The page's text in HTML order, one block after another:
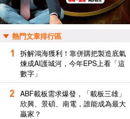
熱門文章排行區
拆解鴻海獲利！靠併購把製造底氣
煉成AI護城河，今年EPS上看「這
數字」
ABF載板需求爆發，「載板三雄」
欣興、景碩、南電，誰能成為最大
贏家？